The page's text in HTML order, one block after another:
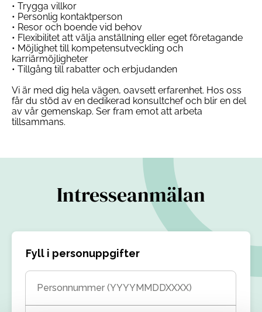
• Trygga villkor
• Personlig kontaktperson
• Resor och boende vid behov
• Flexibilitet att välja anställning eller eget företagande
• Möjlighet till kompetensutveckling och
karriärmöjligheter
• Tillgång till rabatter och erbjudanden
Vi är med dig hela vägen, oavsett erfarenhet. Hos oss
får du stöd av en dedikerad konsultchef och blir en del
av vår gemenskap. Ser fram emot att arbeta
tillsammans.
Intresseanmälan
Fyll i personuppgifter
Personnummer (YYYYMMDDXXXX)